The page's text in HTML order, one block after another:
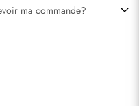
ma commande?